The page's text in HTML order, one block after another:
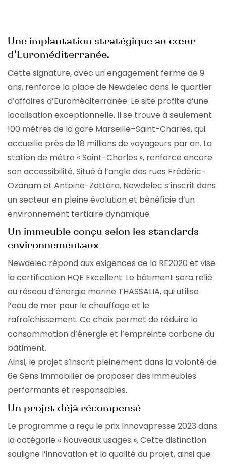
Une implantation stratégique au cœur
d’Euroméditerranée.
Cette signature, avec un engagement ferme de 9
ans, renforce la place de Newdelec dans le quartier
d’affaires d’Euroméditerranée. Le site profite d’une
localisation exceptionnelle. Il se trouve à seulement
100 mètres de la gare Marseille–Saint-Charles, qui
accueille près de 18 millions de voyageurs par an. La
station de métro « Saint-Charles », renforce encore
son accessibilité. Situé à l’angle des rues Frédéric-
Ozanam et Antoine-Zattara, Newdelec s’inscrit dans
un secteur en pleine évolution et bénéficie d’un
environnement tertiaire dynamique.
Un immeuble conçu selon les standards
environnementaux
Newdelec répond aux exigences de la RE2020 et vise
la certification HQE Excellent. Le bâtiment sera relié
au réseau d’énergie marine THASSALIA, qui utilise
l’eau de mer pour le chauffage et le
rafraîchissement. Ce choix permet de réduire la
consommation d’énergie et l’empreinte carbone du
bâtiment.
Ainsi, le projet s’inscrit pleinement dans la volonté de
6e Sens Immobilier de proposer des immeubles
performants et responsables.
Un projet déjà récompensé
Le programme a reçu le prix Innovapresse 2023 dans
la catégorie « Nouveaux usages ». Cette distinction
souligne l’innovation et la qualité du projet, ainsi que